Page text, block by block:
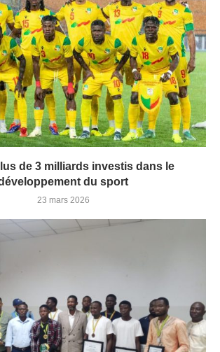
de 3 milliards investis dans le
du sport
23 mars 2026